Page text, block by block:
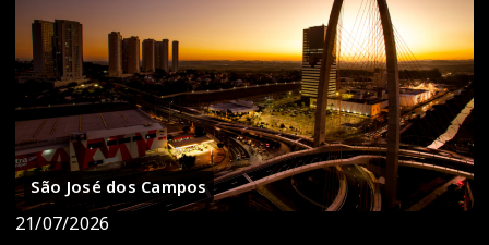
São José dos Campos
21/07/2026